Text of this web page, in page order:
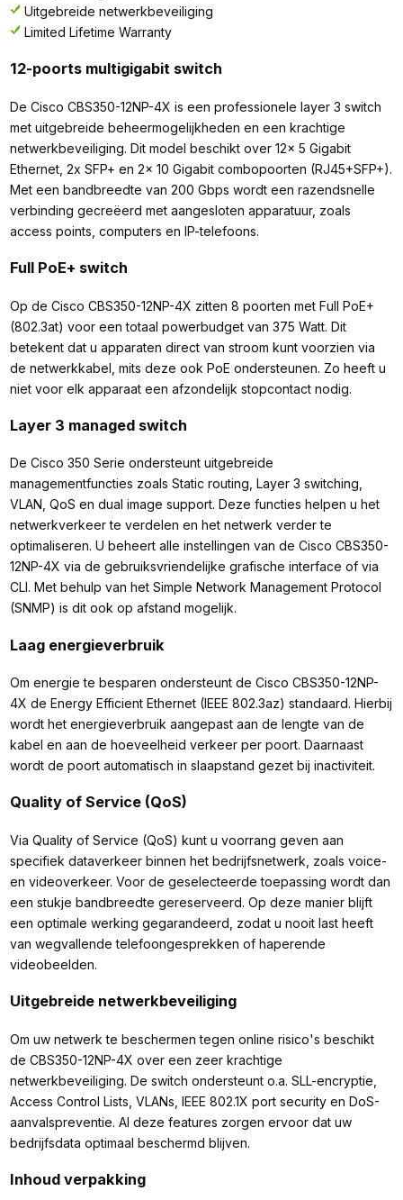
Uitgebreide netwerkbeveiliging
Limited Lifetime Warranty
12-poorts multigigabit switch
De Cisco CBS350-12NP-4X is een professionele layer 3 switch
met uitgebreide beheermogelijkheden en een krachtige
netwerkbeveiliging. Dit model beschikt over 12x 5 Gigabit
Ethernet, 2x SFP+ en 2x 10 Gigabit combopoorten (RJ45+SFP+).
Met een bandbreedte van 200 Gbps wordt een razendsnelle
verbinding gecreëerd met aangesloten apparatuur, zoals
access points, computers en IP-telefoons.
Full PoE+ switch
Op de Cisco CBS350-12NP-4X zitten 8 poorten met Full PoE+
(802.3at) voor een totaal powerbudget van 375 Watt. Dit
betekent dat u apparaten direct van stroom kunt voorzien via
de netwerkkabel, mits deze ook PoE ondersteunen. Zo heeft u
niet voor elk apparaat een afzondelijk stopcontact nodig.
Layer 3 managed switch
De Cisco 350 Serie ondersteunt uitgebreide
managementfuncties zoals Static routing, Layer 3 switching,
VLAN, QoS en dual image support. Deze functies helpen u het
netwerkverkeer te verdelen en het netwerk verder te
optimaliseren. U beheert alle instellingen van de Cisco CBS350-
12NP-4X via de gebruiksvriendelijke grafische interface of via
CLI. Met behulp van het Simple Network Management Protocol
(SNMP) is dit ook op afstand mogelijk.
Laag energieverbruik
Om energie te besparen ondersteunt de Cisco CBS350-12NP-
4X de Energy Efficient Ethernet (IEEE 802.3az) standaard. Hierbij
wordt het energieverbruik aangepast aan de lengte van de
kabel en aan de hoeveelheid verkeer per poort. Daarnaast
wordt de poort automatisch in slaapstand gezet bij inactiviteit.
Quality of Service (QoS)
Via Quality of Service (QoS) kunt u voorrang geven aan
specifiek dataverkeer binnen het bedrijfsnetwerk, zoals voice-
en videoverkeer. Voor de geselecteerde toepassing wordt dan
een stukje bandbreedte gereserveerd. Op deze manier blijft
een optimale werking gegarandeerd, zodat u nooit last heeft
van wegvallende telefoongesprekken of haperende
videobeelden.
Uitgebreide netwerkbeveiliging
Om uw netwerk te beschermen tegen online risico's beschikt
de CBS350-12NP-4X over een zeer krachtige
netwerkbeveiliging. De switch ondersteunt o.a. SLL-encryptie,
Access Control Lists, VLANs, IEEE 802.1X port security en DoS-
aanvalspreventie. Al deze features zorgen ervoor dat uw
bedrijfsdata optimaal beschermd blijven.
Inhoud verpakking